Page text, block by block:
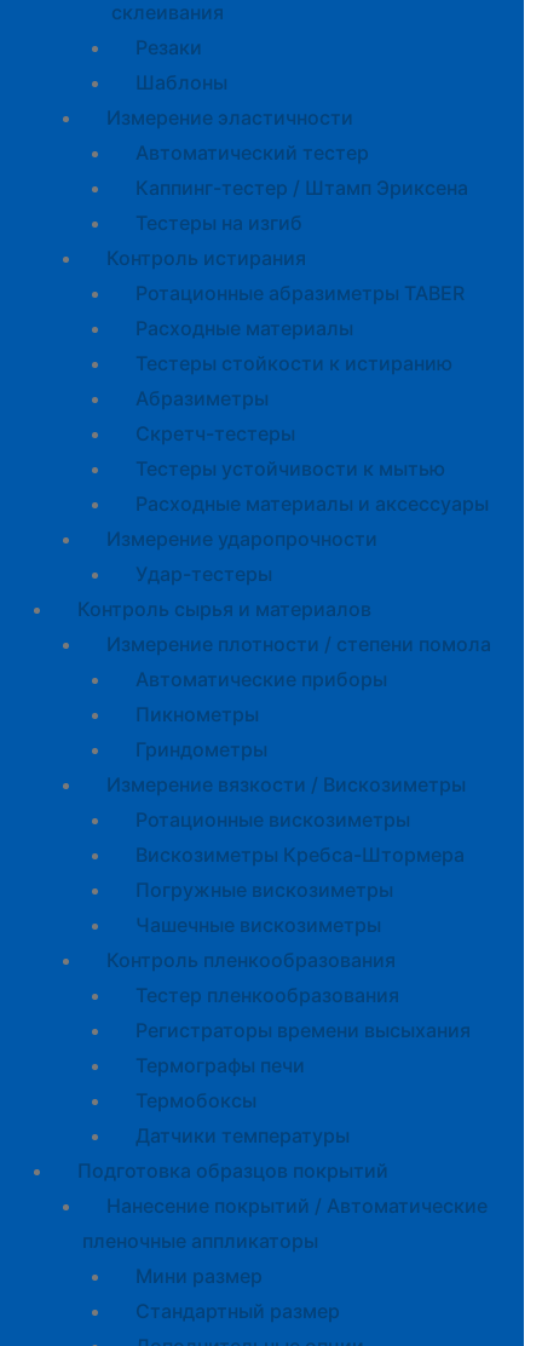
склеивания
Резаки
Шаблоны
Измерение эластичности
Автоматический тестер
Каппинг-тестер / Штамп Эриксена
Тестеры на изгиб
Контроль истирания
Ротационные абразиметры TABER
Расходные материалы
Тестеры стойкости к истиранию
Абразиметры
Скретч-тестеры
Тестеры устойчивости к мытью
Расходные материалы и аксессуары
Измерение ударопрочности
Удар-тестеры
Контроль сырья и материалов
Измерение плотности / степени помола
Автоматические приборы
Пикнометры
Гриндометры
Измерение вязкости / Вискозиметры
Ротационные вискозиметры
Вискозиметры Кребса-Штормера
Погружные вискозиметры
Чашечные вискозиметры
Контроль пленкообразования
Тестер пленкообразования
Регистраторы времени высыхания
Термографы печи
Термобоксы
Датчики температуры
Подготовка образцов покрытий
Нанесение покрытий / Автоматические
пленочные аппликаторы
Мини размер
Стандартный размер